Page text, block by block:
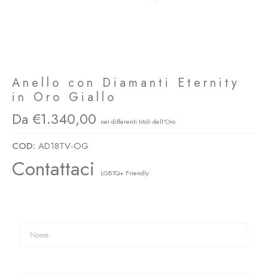
Anello con Diamanti Eternity
in Oro Giallo
1.340,00
COD: AD18TV-OG
Contattaci LGBTQ+ Friendly